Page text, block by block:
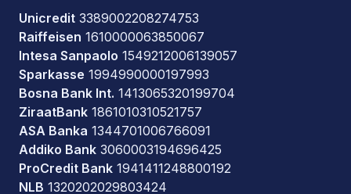
Unicredit 3389002208274753
Raiffeisen 1610000063850067
Intesa Sanpaolo 1549212006139057
Sparkasse 1994990000197993
Bosna Bank Int. 1413065320199704
ZiraatBank 1861010310521757
ASA Banka 1344701006766091
Addiko Bank 3060003194696425
ProCredit Bank 1941411248800192
NLB 1320202029803424